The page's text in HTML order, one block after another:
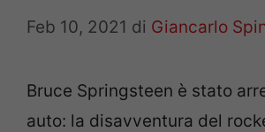
Feb 10, 2021 di Giancarlo
Bruce Springsteen è stato
auto: la disavventura del